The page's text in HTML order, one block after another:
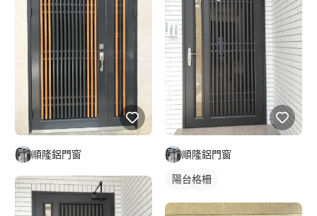
順隆鋁門窗 順隆鋁門窗
陽台格柵